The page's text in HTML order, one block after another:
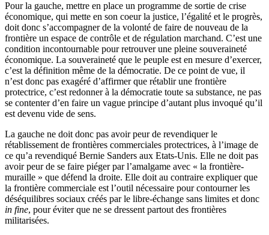
Pour la gauche, mettre en place un programme de sortie de crise
économique, qui mette en son coeur la justice, l’égalité et le progrès,
doit donc s’accompagner de la volonté de faire de nouveau de la
frontière un espace de contrôle et de régulation marchand. C’est une
condition incontournable pour retrouver une pleine souveraineté
économique. La souveraineté que le peuple est en mesure d’exercer,
c’est la définition même de la démocratie. De ce point de vue, il
n’est donc pas exagéré d’affirmer que rétablir une frontière
protectrice, c’est redonner à la démocratie toute sa substance, ne pas
se contenter d’en faire un vague principe d’autant plus invoqué qu’il
est devenu vide de sens.
La gauche ne doit donc pas avoir peur de revendiquer le
rétablissement de frontières commerciales protectrices, à l’image de
ce qu’a revendiqué Bernie Sanders aux Etats-Unis. Elle ne doit pas
avoir peur de se faire piéger par l’amalgame avec « la frontière-
muraille » que défend la droite. Elle doit au contraire expliquer que
la frontière commerciale est l’outil nécessaire pour contourner les
déséquilibres sociaux créés par le libre-échange sans limites et donc
in fine, pour éviter que ne se dressent partout des frontières
militarisées.